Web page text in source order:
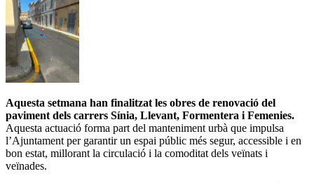
Aquesta setmana han finalitzat les obres de renovació del
paviment dels carrers Sínia, Llevant, Formentera i Femenies.
Aquesta actuació forma part del manteniment urbà que impulsa
l’Ajuntament per garantir un espai públic més segur, accessible i en
bon estat, millorant la circulació i la comoditat dels veïnats i
veïnades.